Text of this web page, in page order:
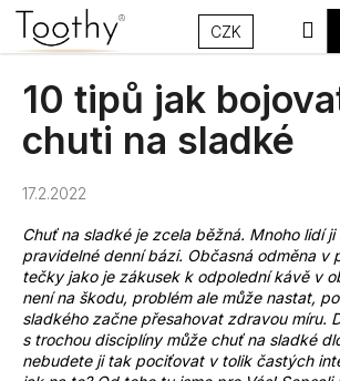
Přejít
obsah
CZK
10 tipů jak
chuti na sladké
17.2.2022
Chuť na sladké je zcela běžná. Mnoho lidí ji
pravidelné denní bázi. Občasná odměna v
tečky jako je zákusek k odpolední kávě v
není na škodu, problém ale může nastat,
sladkého začne přesahovat zdravou míru.
s trochou disciplíny může chuť na sladké
nebudete ji tak pociťovat v tolik častých
K
Zpět
Zpět
C
o
p
o
t
ř
e
b
u